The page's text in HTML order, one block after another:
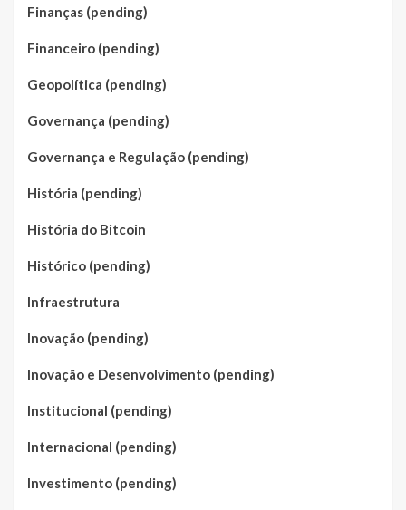
Finanças (pending)
Financeiro (pending)
Geopolítica (pending)
Governança (pending)
Governança e Regulação (pending)
História (pending)
História do Bitcoin
Histórico (pending)
Infraestrutura
Inovação (pending)
Inovação e Desenvolvimento (pending)
Institucional (pending)
Internacional (pending)
Investimento (pending)